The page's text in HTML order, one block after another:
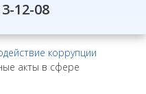
12-08
коррупции
акты в сфере